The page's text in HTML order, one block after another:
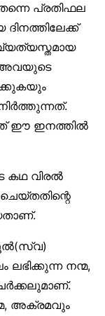
പ്രതിഫല
ദിനത്തിലേക്ക്
വ്യത്യസ്തമായ
അവയുടെ
ഈ ഇനത്തിൽ
കഥ വിരൽ
നന്മ,
അക്രമവും